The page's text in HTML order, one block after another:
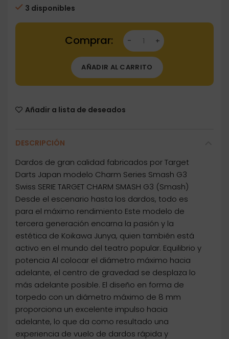
3 disponibles
Dartstore Dardos Target Japan Charm Series
AÑADIR AL CARRITO
Añadir a lista de deseados
DESCRIPCIÓN
Dardos de gran calidad fabricados por Target
Darts Japan modelo Charm Series Smash G3
Swiss SERIE TARGET CHARM SMASH G3 (Smash)
Desde el escenario hasta los dardos, todo es
para el máximo rendimiento Este modelo de
tercera generación encarna la pasión y la
estética de Koikawa Junya, quien también está
activo en el mundo del teatro popular. Equilibrio y
potencia Al colocar el diámetro máximo hacia
adelante, el centro de gravedad se desplaza lo
más adelante posible. El diseño en forma de
torpedo con un diámetro máximo de 8 mm
proporciona un excelente impulso hacia
adelante, lo que da como resultado una
experiencia de vuelo de dardos rápida y